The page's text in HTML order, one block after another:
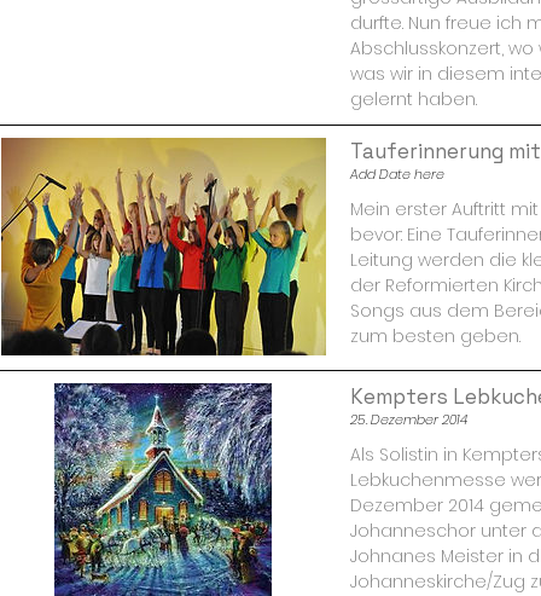
durfte. Nun freue ich
Abschlusskonzert,
was wir in diesem
gelernt haben.
Tauferinnerung
Add Date here
Mein erster Auftritt
bevor: Eine
Leitung werden die
der Reformierten
Songs aus dem
zum besten geben.
Kempters
25. Dezember 2014
Als Solistin in
Lebkuchenmesse
Dezember 2014
Johanneschor unter
Johnanes Meister in
Johanneskirche/Zug